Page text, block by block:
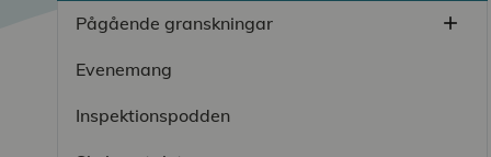
Pågående granskningar add
Evenemang
Inspektionspodden